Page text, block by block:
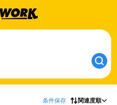
条件保存 関連度順